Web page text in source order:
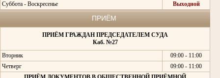
Суббота - Воскресенье
Выходной
ПРИЁМ
ПРИЁМ ГРАЖДАН ПРЕДСЕДАТЕЛЕМ СУДА
Каб. №27
Вторник
09:00 - 11:00
Четверг
09:00 - 11:00